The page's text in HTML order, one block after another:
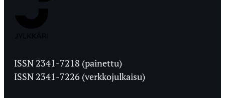
Ylioppilaslehti
ISSN 2341-7218 (painettu)
ISSN 2341-7226 (verkkojulkaisu)